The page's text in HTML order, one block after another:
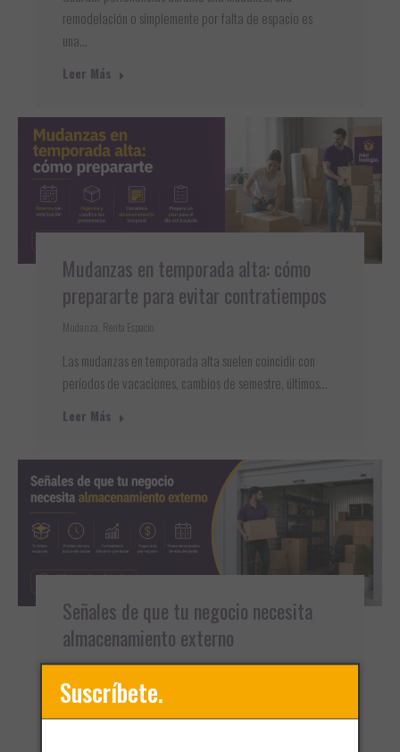
remodelación o simplemente por falta de espacio es
una…
Leer Más
Mudanzas en temporada alta: cómo
prepararte para evitar contratiempos
Mudanza Renta Espacio
Las mudanzas en temporada alta suelen coincidir con
períodos de vacaciones, cambios de semestre, últimos…
Leer Más
Señales de que tu negocio necesita
almacenamiento externo
Bodegas,Self-storage
El crecimiento de una empresa trae nuevas
oportunidades, pero también nuevos retos operativos.
Suscríbete.